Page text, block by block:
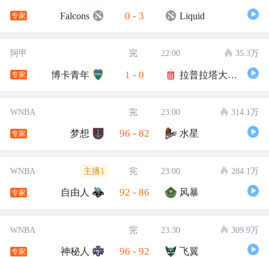
专家 Falcons 0 - 3 Liquid
阿甲 完 22:00 35.3万
专家 博卡青年 1 - 0 拉普拉塔大学生
WNBA 完 23:00 314.1万
专家 梦想 96 - 82 水星
WNBA 主播1 完 23:00 284.1万
专家 自由人 92 - 86 风暴
WNBA 完 23:30 309.9万
专家 神秘人 96 - 92 飞翼